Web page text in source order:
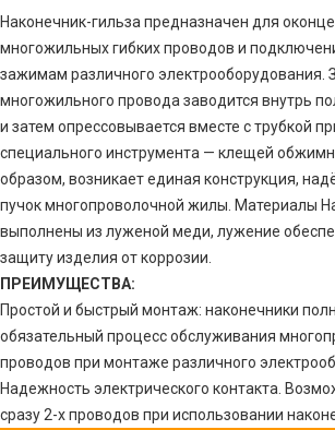
Наконечник-гильза предназначен для
многожильных гибких проводов и
зажимам различного электрооборудования.
многожильного провода заводится внутрь
и затем опрессовывается вместе с трубкой
специального инструмента — клещей
образом, возникает единая конструкция,
пучок многопроволочной жилы. Материалы
выполнены из луженой меди, лужение
защиту изделия от коррозии.
ПРЕИМУЩЕСТВА:
Простой и быстрый монтаж: наконечники
обязательный процесс обслуживания
проводов при монтаже различного
Надежность электрического контакта.
сразу 2-х проводов при использовании